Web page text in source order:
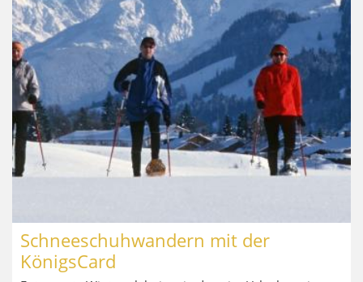
Schneeschuhwandern mit der
KönigsCard